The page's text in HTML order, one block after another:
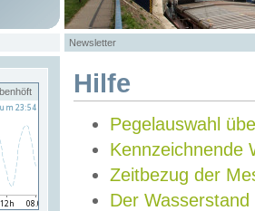
Newsletter
Hilfe
Pegelauswahl
Kennzeichnende
Zeitbezug der
Der Wasserstand